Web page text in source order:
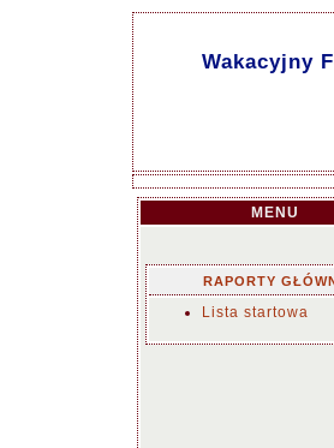
Wakacyjny
MENU
RAPORTY
Lista startowa